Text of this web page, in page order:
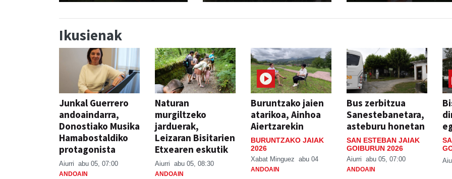
Ikusienak
Junkal Guerrero
andoaindarra,
Donostiako Musika
Hamabostaldiko
protagonista
Aiurri abu 05, 07:00
ANDOAIN
Naturan
murgiltzeko
jarduerak,
Leizaran Bisitarien
Etxearen eskutik
Aiurri abu 05, 08:30
ANDOAIN
Buruntzako jaien
atarikoa, Ainhoa
Aiertzarekin
BURUNTZAKO JAIAK
2026
Xabat Minguez abu 04
ANDOAIN
Bus zerbitzua
Sanestebanetara,
asteburu honetan
SAN ESTEBAN JAIAK
GOIBURUN 2026
Aiurri abu 05, 07:00
ANDOAIN